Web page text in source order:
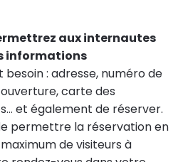
aux internautes
informations
besoin : adresse, numéro de
carte des
et également de réserver.
permettre la réservation en
de visiteurs à